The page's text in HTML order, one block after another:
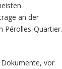
an der
Pérolles-Quartier.
Dokumente, vor